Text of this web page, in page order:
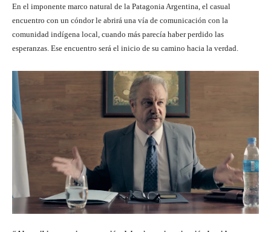
En el imponente marco natural de la Patagonia Argentina, el casual
encuentro con un cóndor le abrirá una vía de comunicación con la
comunidad indígena local, cuando más parecía haber perdido las
esperanzas. Ese encuentro será el inicio de su camino hacia la verdad.